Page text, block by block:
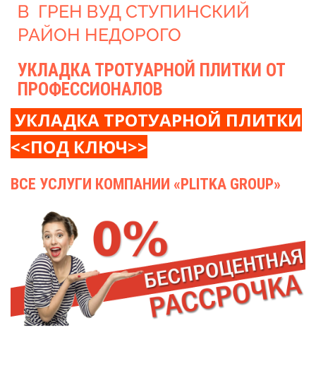
В ГРЕН ВУД СТУПИНСКИЙ
РАЙОН НЕДОРОГО
УКЛАДКА ТРОТУАРНОЙ ПЛИТКИ ОТ
ПРОФЕССИОНАЛОВ
УКЛАДКА ТРОТУАРНОЙ ПЛИТКИ
<<ПОД КЛЮЧ>>
ВСЕ УСЛУГИ КОМПАНИИ «PLITKA GROUP»